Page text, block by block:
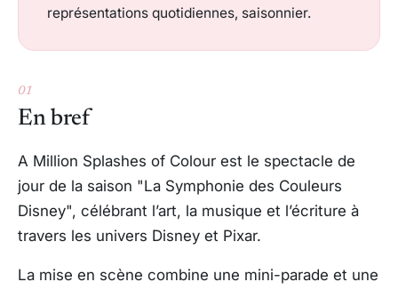
représentations quotidiennes, saisonnier.
01
En bref
A Million Splashes of Colour est le spectacle de
jour de la saison "La Symphonie des Couleurs
Disney", célébrant l’art, la musique et l’écriture à
travers les univers Disney et Pixar.
La mise en scène combine une mini-parade et une